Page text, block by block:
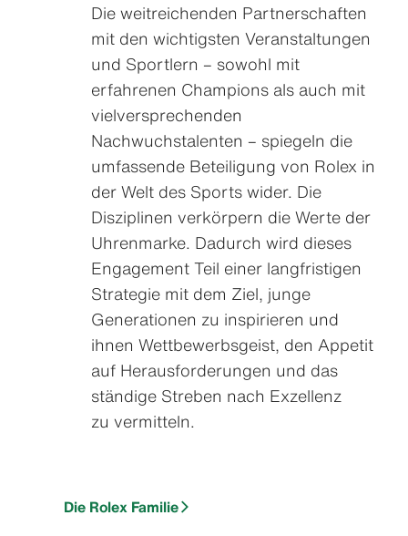
Die weitreichenden Partner­schaften
mit den wichtigsten Veranstaltungen
und Sportlern – sowohl mit
erfahrenen Champions als auch mit
vielversprechenden
Nachwuchstalenten – spiegeln die
umfassende Beteiligung von Rolex in
der Welt des Sports wider. Die
Disziplinen verkörpern die Werte der
Uhrenmarke. Dadurch wird dieses
Engagement Teil einer langfristigen
Strategie mit dem Ziel, junge
Generationen zu inspirieren und
ihnen Wettbewerbs­geist, den Appetit
auf Herausforderungen und das
ständige Streben nach Exzellenz
zu vermitteln.
Die Rolex Familie